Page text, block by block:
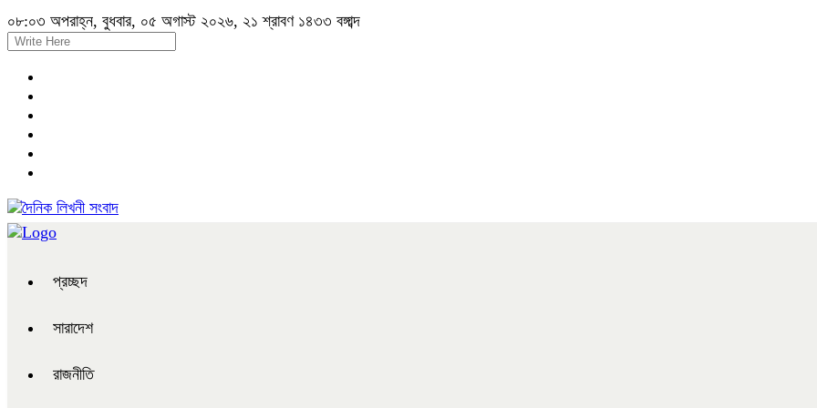
০৮:০৩ অপরাহ্ন, বুধবার, ০৫ অগাস্ট ২০২৬, ২১ শ্রাবণ ১৪৩৩ বঙ্গাব্দ
প্রচ্ছদ
সারাদেশ
রাজনীতি